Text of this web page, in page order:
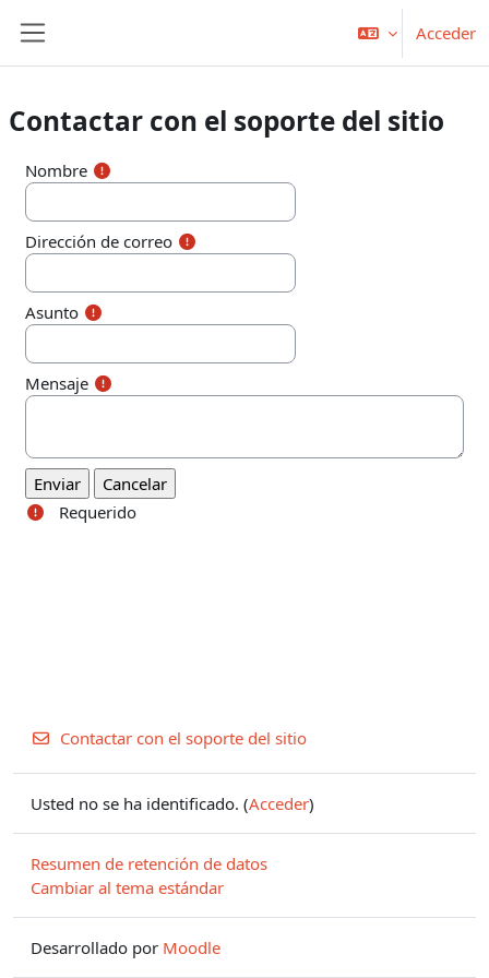
Acceder
Contactar con el soporte del sitio
Nombre
Dirección de correo
Asunto
Mensaje
Requerido
Contactar con el soporte del sitio
Usted no se ha identificado. (Acceder)
Resumen de retención de datos
Cambiar al tema estándar
Desarrollado por Moodle